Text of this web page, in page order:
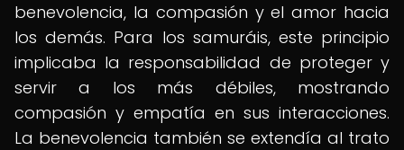
benevolencia, la compasión y el amor hacia
los demás. Para los samuráis, este principio
implicaba la responsabilidad de proteger y
servir a los más débiles, mostrando
compasión y empatía en sus interacciones.
La benevolencia también se extendía al trato